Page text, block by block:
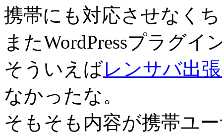
携帯にも対応させなく
またWordPressプラグイ
そういえばレンサバ出
なかったな。
そもそも内容が携帯ユ